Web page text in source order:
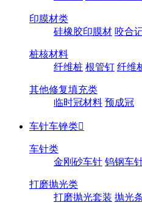
印膜材类
硅橡胶印膜材 咬合
桩核材料
纤维桩 根管钉 纤维
其他修复填充类
临时冠材料 预成冠
车针车锉类
车针类
金刚砂车针 钨钢车
打磨抛光类
打磨抛光套装 抛光